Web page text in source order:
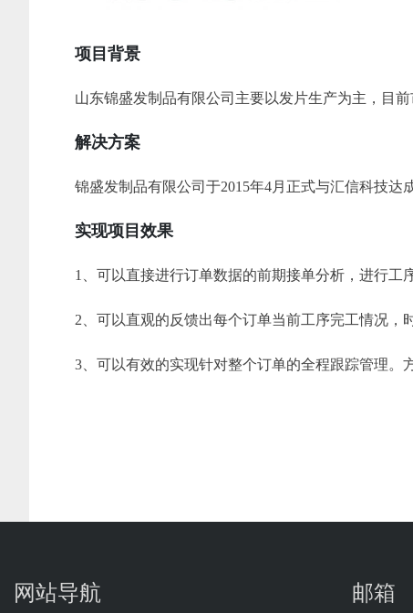
项目背景
山东锦盛发制品有限公司主要以发片生产为主，目
解决方案
锦盛发制品有限公司于2015年4月正式与汇信科技达
实现项目效果
1、可以直接进行订单数据的前期接单分析，进行工
2、可以直观的反馈出每个订单当前工序完工情况，
3、可以有效的实现针对整个订单的全程跟踪管理。
网站导航 邮箱